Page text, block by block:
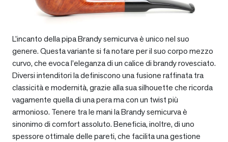
L’incanto della pipa Brandy semicurva è unico nel suo
genere. Questa variante si fa notare per il suo corpo mezzo
curvo, che evoca l’eleganza di un calice di brandy rovesciato.
Diversi intenditori la definiscono una fusione raffinata tra
classicità e modernità, grazie alla sua silhouette che ricorda
vagamente quella di una pera ma con un twist più
armonioso. Tenere tra le mani la Brandy semicurva è
sinonimo di comfort assoluto. Beneficia, inoltre, di uno
spessore ottimale delle pareti, che facilita una gestione